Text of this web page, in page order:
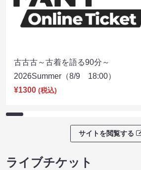
古古古～古着を語る90分～
2026Summer（8/9 18:00）
¥1300 (税込)
サイトを閲覧する
ライブチケット